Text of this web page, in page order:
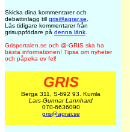
Skicka dina kommentarer och
debattinlägg till gris@agrar.se
Läs tidigare kommentarer från
grisuppfödare på denna länk
Grisportalen.se och @-GRIS ska ha
bästa informationen! Tipsa om nyheter
och påpeka ev fel!
GRIS
Berga 311, S-692 93. Kumla
Lars-Gunnar Lannhard
070-6636090
gris@agrar.se